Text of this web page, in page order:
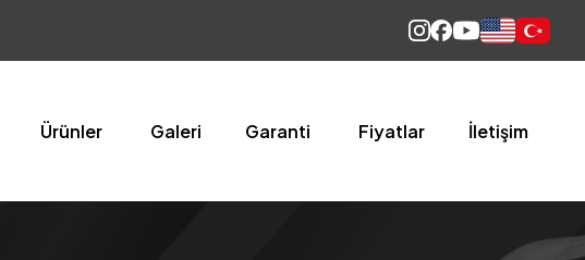
EnglishTürkçe
Ürünler Galeri Garanti Fiyatlar İletişim